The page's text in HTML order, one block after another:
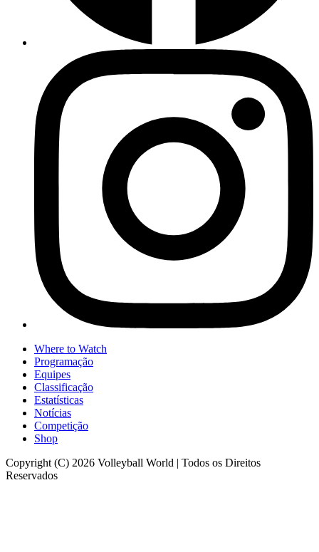
Where to Watch
Programação
Equipes
Classificação
Estatísticas
Notícias
Competição
Shop
Copyright (C) 2026 Volleyball World | Todos os Direitos
Reservados